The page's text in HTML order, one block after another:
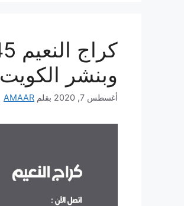
وبنشر الكويت
أغسطس 7, 2020 بقلم AMAAR